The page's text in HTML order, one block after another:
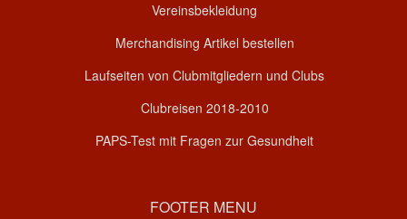
Vereinsbekleidung
Merchandising Artikel bestellen
Laufseiten von Clubmitgliedern und Clubs
Clubreisen 2018-2010
PAPS-Test mit Fragen zur Gesundheit
FOOTER MENU